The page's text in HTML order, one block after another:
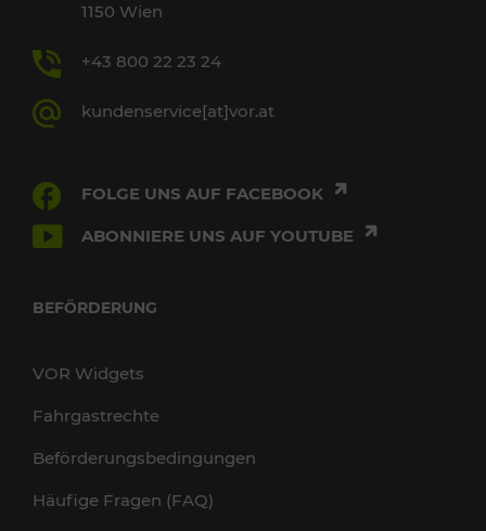
1150 Wien
+43 800 22 23 24
kundenservice[at]vor.at
FOLGE UNS AUF FACEBOOK
ABONNIERE UNS AUF YOUTUBE
BEFÖRDERUNG
VOR Widgets
Fahrgastrechte
Beförderungsbedingungen
Häufige Fragen (FAQ)